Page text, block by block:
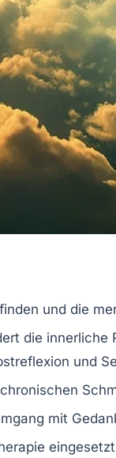
und die
die innerliche
und
mit